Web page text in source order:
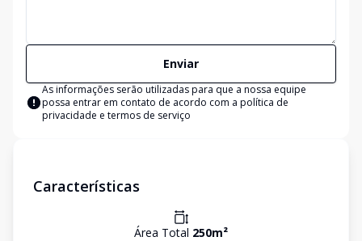
Enviar
As informações serão utilizadas para que a nossa equipe
possa entrar em contato de acordo com a política de
privacidade e termos de serviço
Características
Área Total 250m²